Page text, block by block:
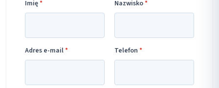
Imię* Nazwisko*
Adres e-mail* Telefon *